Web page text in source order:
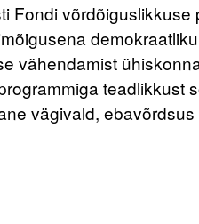
Fondi
vähendamist
teadlikkust
vägivald,